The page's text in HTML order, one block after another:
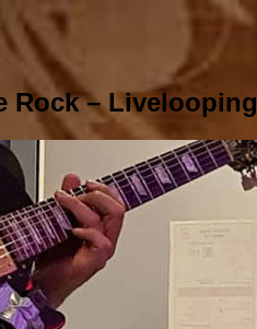
Rock – Livelooping